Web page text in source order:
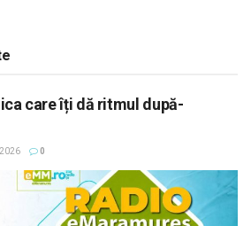
care îți dă ritmul după-
0